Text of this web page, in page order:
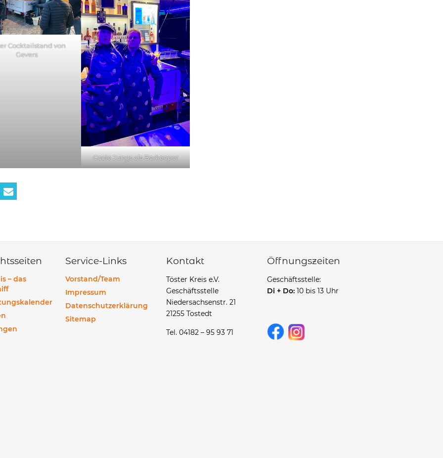
Cocktailstand von
Gevers
Coole Jungs als Barkeeper
– das
Service-Links
Vorstand/Team
Impressum
Datenschutzerklärung
Sitemap
Kontakt
Töster Kreis e.V.
Geschäftsstelle
Niedersachsenstr. 21
21255 Tostedt
Tel. 04182 – 95 93 71
Öffnungszeiten
Geschäftsstelle:
Di + Do: 10 bis 13 Uhr